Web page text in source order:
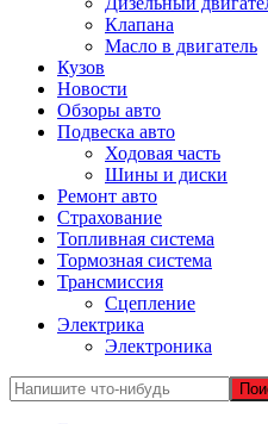
Клапана
Масло в двигатель
Кузов
Новости
Обзоры авто
Подвеска авто
Ходовая часть
Шины и диски
Ремонт авто
Страхование
Топливная система
Тормозная система
Трансмиссия
Сцепление
Электрика
Электроника